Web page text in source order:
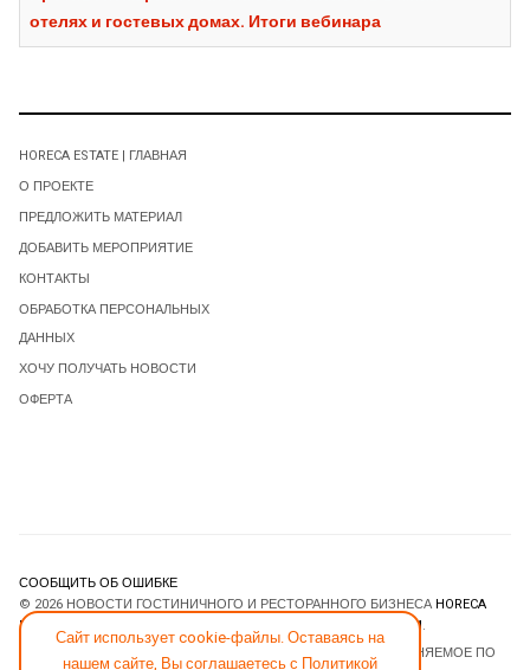
отелях и гостевых домах. Итоги вебинара
Сайт использует cookie-файлы. Оставаясь на
нашем сайте, Вы соглашаетесь с Политикой
HORECA ESTATE | ГЛАВНАЯ
О ПРОЕКТЕ
ПРЕДЛОЖИТЬ МАТЕРИАЛ
ДОБАВИТЬ МЕРОПРИЯТИЕ
КОНТАКТЫ
ОБРАБОТКА ПЕРСОНАЛЬНЫХ
ДАННЫХ
ХОЧУ ПОЛУЧАТЬ НОВОСТИ
ОФЕРТА
СООБЩИТЬ ОБ ОШИБКЕ
© 2026 НОВОСТИ ГОСТИНИЧНОГО И РЕСТОРАННОГО БИЗНЕСА HORECA
ESTATE
JOOMLART.COM.
- ПРОГРАММНОЕ ОБЕСПЕЧЕНИЕ, РАСПРОСТРАНЯЕМОЕ ПО